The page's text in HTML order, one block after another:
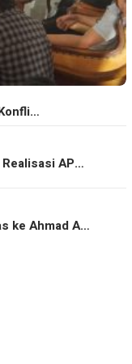
Realisasi AP…
ke Ahmad A…